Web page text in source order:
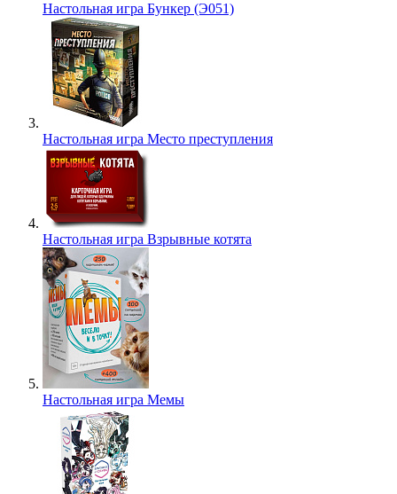
Настольная игра Бункер (Э051)
Настольная игра Место преступления
Настольная игра Взрывные котята
Настольная игра Мемы